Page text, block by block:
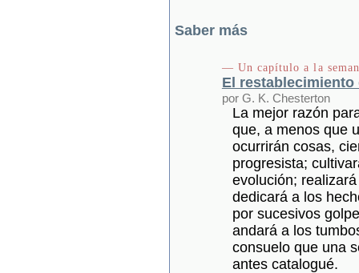
Saber más
— Un capítulo a la
El
por G. K. Chesterton
La mejor razón
que, a menos que
ocurrirán cosas,
progresista;
evolución;
dedicará a los
por sucesivos
andará a los
consuelo que una
antes catalogué.